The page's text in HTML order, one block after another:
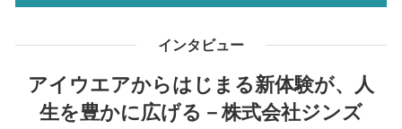
インタビュー
アイウエアからはじまる新体験が、人
生を豊かに広げる－株式会社ジンズ